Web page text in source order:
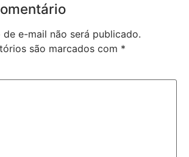
de e-mail não será publicado.
são marcados com *